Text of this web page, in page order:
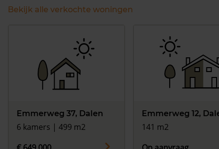
Bekijk alle verkochte woningen
Emmerweg 37, Dalen
6 kamers | 499 m2
Emmerweg 12,
141 m2